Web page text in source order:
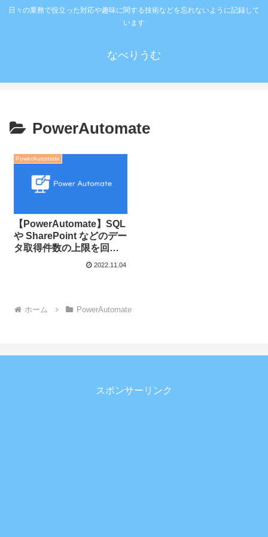
日々の業務で役立った対応や趣味に関する技術などを忘れないように記録して
います
なべりうむ
PowerAutomate
PowerAutomate
【PowerAutomate】SQL
や SharePoint などのデー
タ取得件数の上限を回避
2022.11.04
ホーム PowerAutomate
スポンサーリンク